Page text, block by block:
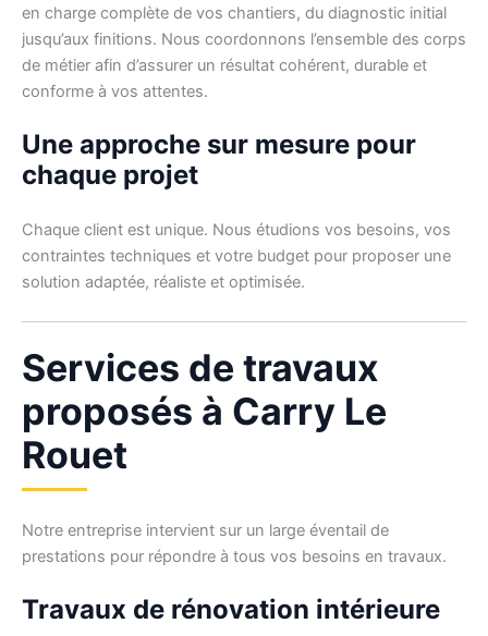
en charge complète de vos chantiers, du diagnostic initial
jusqu’aux finitions. Nous coordonnons l’ensemble des corps
de métier afin d’assurer un résultat cohérent, durable et
conforme à vos attentes.
Une approche sur mesure pour
chaque projet
Chaque client est unique. Nous étudions vos besoins, vos
contraintes techniques et votre budget pour proposer une
solution adaptée, réaliste et optimisée.
Services de travaux
proposés à Carry Le
Rouet
Notre entreprise intervient sur un large éventail de
prestations pour répondre à tous vos besoins en travaux.
Travaux de rénovation intérieure